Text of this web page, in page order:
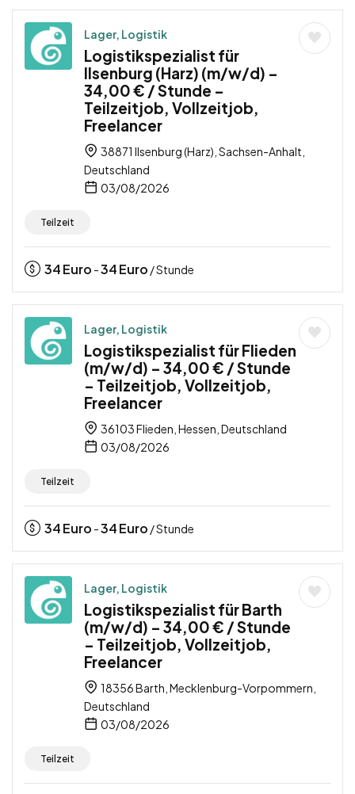
Lager, Logistik
Logistikspezialist für
Ilsenburg (Harz) (m/w/d) –
34,00 € / Stunde –
Teilzeitjob, Vollzeitjob,
Freelancer
38871 Ilsenburg (Harz), Sachsen-Anhalt,
Deutschland
03/08/2026
Teilzeit
34Euro -34Euro / Stunde
Lager, Logistik
Logistikspezialist für Flieden
(m/w/d) – 34,00 € / Stunde
– Teilzeitjob, Vollzeitjob,
Freelancer
36103 Flieden, Hessen, Deutschland
03/08/2026
Teilzeit
34Euro -34Euro / Stunde
Lager, Logistik
Logistikspezialist für Barth
(m/w/d) – 34,00 € / Stunde
– Teilzeitjob, Vollzeitjob,
Freelancer
18356 Barth, Mecklenburg-Vorpommern,
Deutschland
03/08/2026
Teilzeit